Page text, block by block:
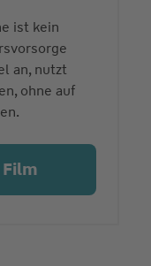
ist kein
an, nutzt
ohne auf